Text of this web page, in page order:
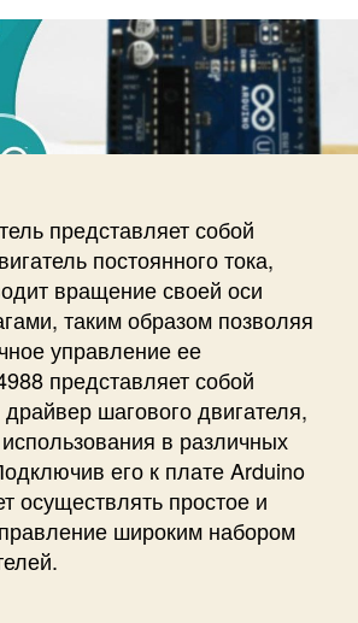
з
а
п
с
и
п
и
с
и
К
р
а
б
о
т
а
е
т
д
а
й
в
представляет собой
постоянного тока,
вращение своей оси
таким образом позволяя
управление ее
представляет собой
шагового двигателя,
в различных
его к плате Arduino
осуществлять простое и
широким набором